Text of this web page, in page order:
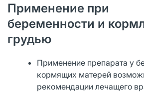
Применение при
беременности и
грудью
Применение препарата у
кормящих матерей
рекомендации лечащего